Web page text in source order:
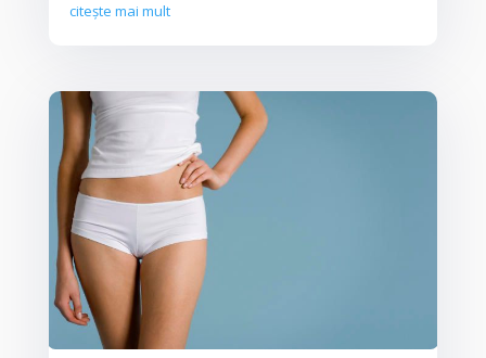
citește mai mult